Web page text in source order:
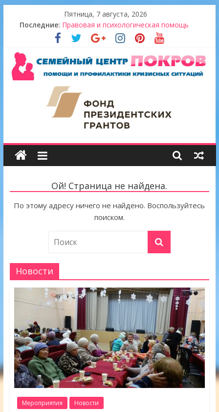
Пятница, 7 августа, 2026
Последние: Правовая и психологическая помощь
Итоги проекта 2022
В гостях у ДПЦ «Сретение»
Новогодний десант «Территории добра»
Золотой урожай
Семейный
центр
"Покров"
Ой! Страница не найдена.
По этому адресу ничего не найдено. Воспользуйтесь
поиском.
Новости
Мероприятия Новости